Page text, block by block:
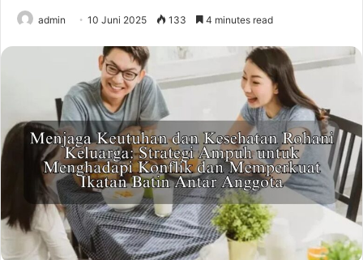
admin 10 Juni 2025 133 4 minutes read